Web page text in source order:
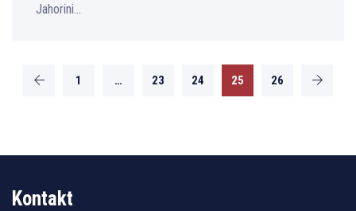
Jahorini...
1 … 23 24 25 26
Kontakt